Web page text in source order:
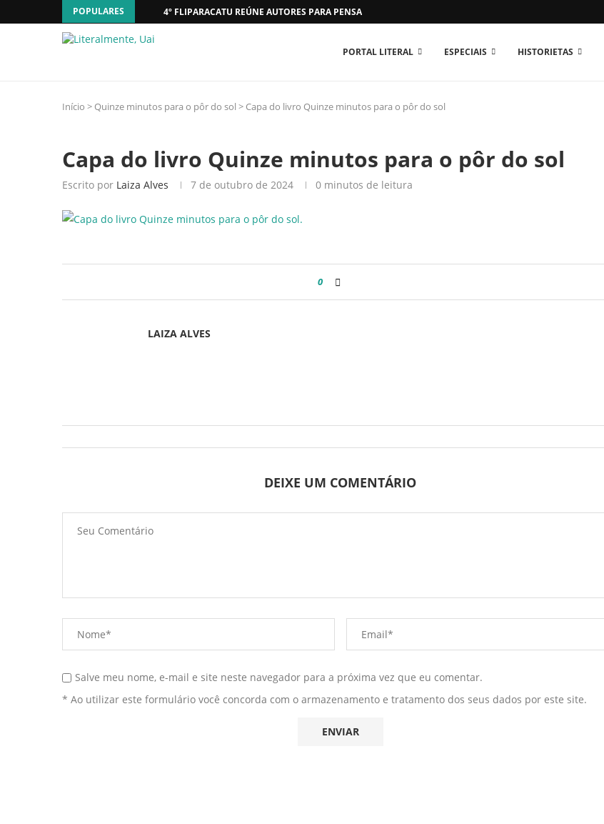
POPULARES 4º FLIPARACATU REÚNE AUTORES PARA PENSAR O MUNDO...
PORTAL LITERAL ESPECIAIS HISTORIETAS
Início > Quinze minutos para o pôr do sol > Capa do livro Quinze minutos para o pôr do sol
Capa do livro Quinze minutos para o pôr do sol
Escrito por Laiza Alves 7 de outubro de 2024 0 minutos de leitura
0
LAIZA ALVES
DEIXE UM COMENTÁRIO
Salve meu nome, e-mail e site neste navegador para a próxima vez que eu comentar.
* Ao utilizar este formulário você concorda com o armazenamento e tratamento dos seus dados por este site.